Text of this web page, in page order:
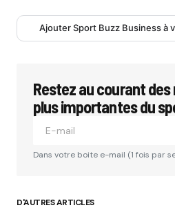
Ajouter Sport Buzz Business à
Restez au courant des
plus importantes du
Dans votre boite e-mail (1 fois par
D'AUTRES ARTICLES